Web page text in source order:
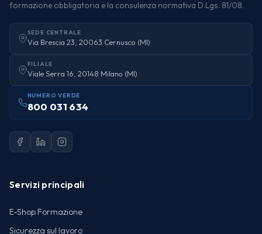
formazione obbligatoria e la consulenza normativa D.Lgs. 81/08.
SEDE CENTRALE
Via Brescia 23, 20063 Cernusco (MI)
FILIALE
Viale Serra 16, 20148 Milano (MI)
NUMERO VERDE
800 031 634
Servizi principali
E-Shop Formazione
Sicurezza sul lavoro